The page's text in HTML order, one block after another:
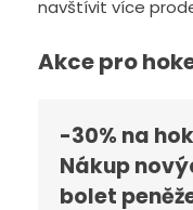
navštívit více
Akce pro
-30% na
Nákup
bolet